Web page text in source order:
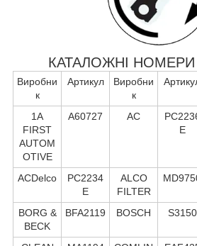
КАТАЛОЖНІ НОМЕРИ
Виробни
к
Артикул
Виробни
к
1A
FIRST
AUTOM
OTIVE
A60727 AC
E
ACDelco
PC2234
E
ALCO
FILTER
BORG &
BECK
BFA2119 BOSCH S3150